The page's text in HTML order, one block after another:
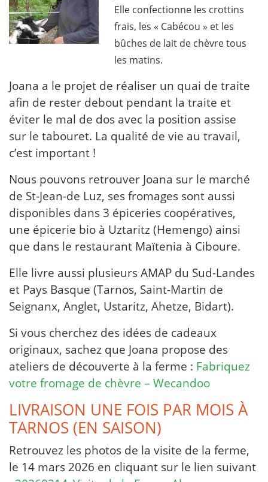
Elle confectionne les crottins
frais, les « Cabécou » et les
bûches de lait de chèvre tous
les matins.
Joana a le projet de réaliser un quai de traite
afin de rester debout pendant la traite et
éviter le mal de dos avec la position assise
sur le tabouret. La qualité de vie au travail,
c’est important !
Nous pouvons retrouver Joana sur le marché
de St-Jean-de Luz, ses fromages sont aussi
disponibles dans 3 épiceries coopératives,
une épicerie bio à Uztaritz (Hemengo) ainsi
que dans le restaurant Maïtenia à Ciboure.
Elle livre aussi plusieurs AMAP du Sud-Landes
et Pays Basque (Tarnos, Saint-Martin de
Seignanx, Anglet, Ustaritz, Ahetze, Bidart).
Si vous cherchez des idées de cadeaux
originaux, sachez que Joana propose des
ateliers de découverte à la ferme : Fabriquez
votre fromage de chèvre – Wecandoo
LIVRAISON UNE FOIS PAR MOIS À
TARNOS (EN SAISON)
Retrouvez les photos de la visite de la ferme,
le 14 mars 2026 en cliquant sur le lien suivant